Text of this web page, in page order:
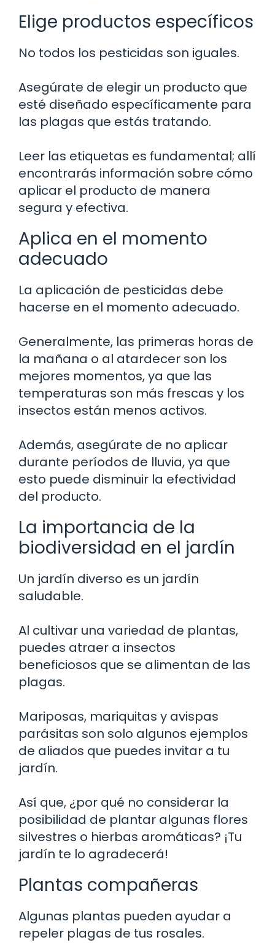
Elige productos específicos
No todos los pesticidas son iguales.
Asegúrate de elegir un producto que
esté diseñado específicamente para
las plagas que estás tratando.
Leer las etiquetas es fundamental; allí
encontrarás información sobre cómo
aplicar el producto de manera
segura y efectiva.
Aplica en el momento
adecuado
La aplicación de pesticidas debe
hacerse en el momento adecuado.
Generalmente, las primeras horas de
la mañana o al atardecer son los
mejores momentos, ya que las
temperaturas son más frescas y los
insectos están menos activos.
Además, asegúrate de no aplicar
durante períodos de lluvia, ya que
esto puede disminuir la efectividad
del producto.
La importancia de la
biodiversidad en el jardín
Un jardín diverso es un jardín
saludable.
Al cultivar una variedad de plantas,
puedes atraer a insectos
beneficiosos que se alimentan de las
plagas.
Mariposas, mariquitas y avispas
parásitas son solo algunos ejemplos
de aliados que puedes invitar a tu
jardín.
Así que, ¿por qué no considerar la
posibilidad de plantar algunas flores
silvestres o hierbas aromáticas? ¡Tu
jardín te lo agradecerá!
Plantas compañeras
Algunas plantas pueden ayudar a
repeler plagas de tus rosales.